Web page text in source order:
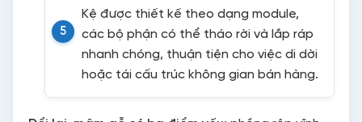
Kệ được thiết kế theo dạng module,
các bộ phận có thể tháo rời và lắp ráp
nhanh chóng, thuận tiện cho việc di dời
hoặc tái cấu trúc không gian bán hàng.